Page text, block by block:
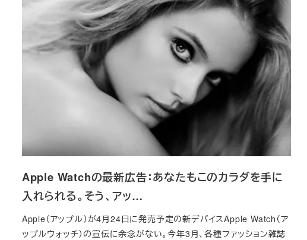
Apple Watchの最新広告：あなたもこのカラダを手に
入れられる。そう、アッ…
Apple（アップル）が4月24日に発売予定の新デバイスApple Watch（ア
ップルウォッチ）の宣伝に余念がない。今年3月、各種ファッション雑誌